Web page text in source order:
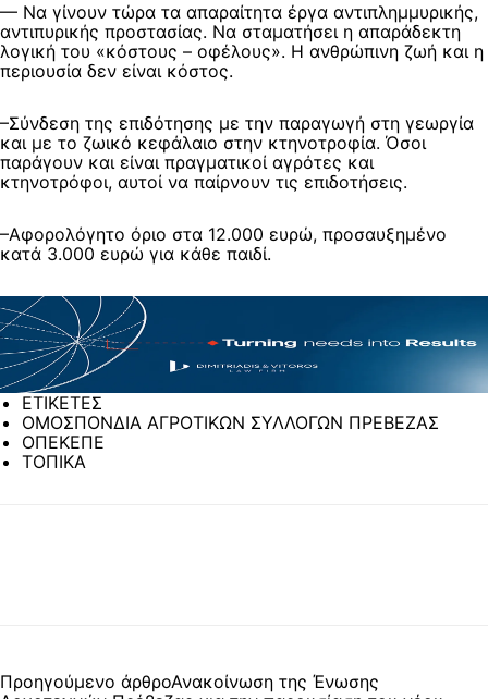
— Να γίνουν τώρα τα απαραίτητα έργα αντιπλημμυρικής,
αντιπυρικής προστασίας. Να σταματήσει η απαράδεκτη
λογική του «κόστους – οφέλους». Η ανθρώπινη ζωή και η
περιουσία δεν είναι κόστος.
–Σύνδεση της επιδότησης με την παραγωγή στη γεωργία
και με το ζωικό κεφάλαιο στην κτηνοτροφία. Όσοι
παράγουν και είναι πραγματικοί αγρότες και
κτηνοτρόφοι, αυτοί να παίρνουν τις επιδοτήσεις.
–Αφορολόγητο όριο στα 12.000 ευρώ, προσαυξημένο
κατά 3.000 ευρώ για κάθε παιδί.
ΕΤΙΚΕΤΕΣ
ΟΜΟΣΠΟΝΔΙΑ ΑΓΡΟΤΙΚΩΝ ΣΥΛΛΟΓΩΝ ΠΡΕΒΕΖΑΣ
ΟΠΕΚΕΠΕ
ΤΟΠΙΚΑ
Προηγούμενο άρθροΑνακοίνωση της Ένωσης